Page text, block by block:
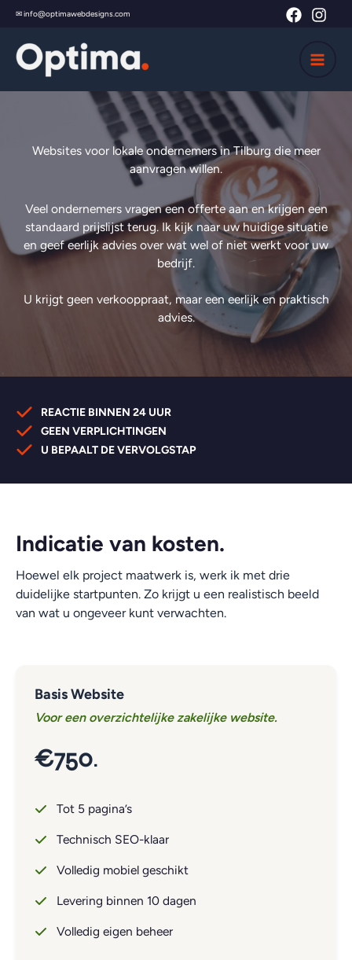
Skip
content
✉ info@optimawebdesigns.com
Websites voor lokale ondernemers in Tilburg die meer
aanvragen willen.
Veel ondernemers vragen een offerte aan en krijgen een
standaard prijslijst terug. Ik kijk naar uw huidige situatie
en geef eerlijk advies over wat wel of niet werkt voor uw
bedrijf.
U krijgt geen verkooppraat, maar een eerlijk en praktisch
advies.
REACTIE BINNEN 24 UUR
GEEN VERPLICHTINGEN
U BEPAALT DE VERVOLGSTAP
Indicatie van kosten.
Hoewel elk project maatwerk is, werk ik met drie
duidelijke startpunten. Zo krijgt u een realistisch beeld
van wat u ongeveer kunt verwachten.
Basis Website
Voor een overzichtelijke zakelijke website.
€750.
Tot 5 pagina’s
Technisch SEO-klaar
Volledig mobiel geschikt
Levering binnen 10 dagen
Volledig eigen beheer